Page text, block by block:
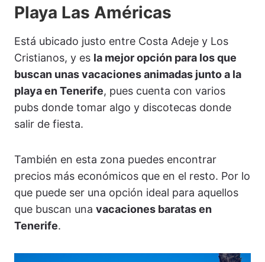
Playa Las Américas
Está ubicado justo entre Costa Adeje y Los
Cristianos, y es la mejor opción para los que
buscan unas vacaciones animadas junto a la
playa en Tenerife, pues cuenta con varios
pubs donde tomar algo y discotecas donde
salir de fiesta.
También en esta zona puedes encontrar
precios más económicos que en el resto. Por lo
que puede ser una opción ideal para aquellos
que buscan una vacaciones baratas en
Tenerife.